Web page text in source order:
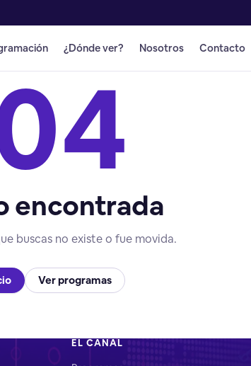
¿Dónde ver? Nosotros Contacto
encontrada
buscas no existe o fue movida.
Ver programas
EL CANAL